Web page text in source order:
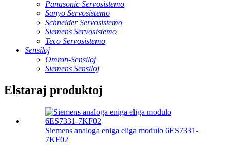
Panasonic Servosistemo
Sanyo Servosistemo
Schneider Servosistemo
Siemens Servosistemo
Teco Servosistemo
Sensiloj
Omron-Sensiloj
Siemens Sensiloj
Elstaraj produktoj
Siemens analoga eniga eliga modulo 6ES7331-
7KF02